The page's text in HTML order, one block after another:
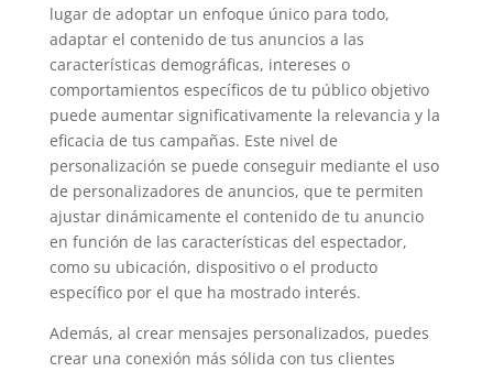
lugar de adoptar un enfoque único para todo,
adaptar el contenido de tus anuncios a las
características demográficas, intereses o
comportamientos específicos de tu público objetivo
puede aumentar significativamente la relevancia y la
eficacia de tus campañas. Este nivel de
personalización se puede conseguir mediante el uso
de personalizadores de anuncios, que te permiten
ajustar dinámicamente el contenido de tu anuncio
en función de las características del espectador,
como su ubicación, dispositivo o el producto
específico por el que ha mostrado interés.
Además, al crear mensajes personalizados, puedes
crear una conexión más sólida con tus clientes